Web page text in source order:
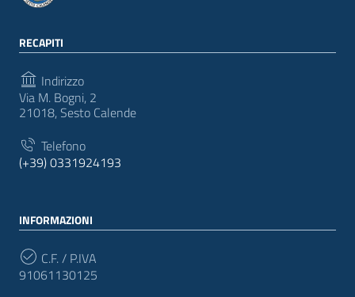
RECAPITI
Indirizzo
Via M. Bogni, 2
21018, Sesto Calende
Telefono
(+39) 0331924193
INFORMAZIONI
C.F. / P.IVA
91061130125